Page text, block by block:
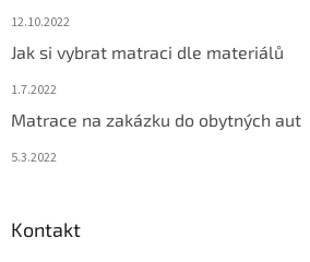
12.10.2022
Jak si vybrat matraci dle materiálů
1.7.2022
Matrace na zakázku do obytných aut
5.3.2022
Kontakt